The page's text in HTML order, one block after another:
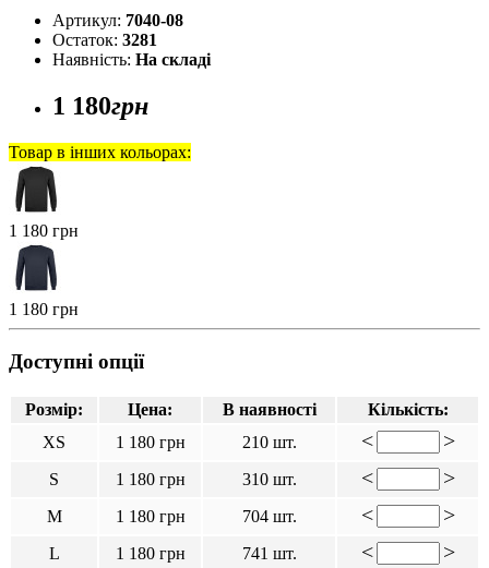
Артикул: 7040-08
Остаток: 3281
Наявність: На складі
1 180грн
Товар в інших кольорах:
1 180 грн
1 180 грн
Доступні опції
Розмір: Цена: В наявності
Кількість:
XS
1 180 грн 210 шт. < >
S 1 180 грн 310 шт. < >
M 1 180 грн 704 шт. < >
L 1 180 грн 741 шт. < >